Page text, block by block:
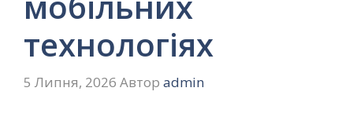
технологіях
5 Липня, 2026 Автор admin